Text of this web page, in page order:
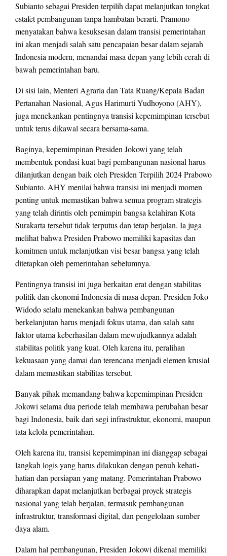
Subianto sebagai Presiden terpilih dapat melanjutkan tongkat
estafet pembangunan tanpa hambatan berarti. Pramono
menyatakan bahwa kesuksesan dalam transisi pemerintahan
ini akan menjadi salah satu pencapaian besar dalam sejarah
Indonesia modern, menandai masa depan yang lebih cerah di
bawah pemerintahan baru.
Di sisi lain, Menteri Agraria dan Tata Ruang/Kepala Badan
Pertanahan Nasional, Agus Harimurti Yudhoyono (AHY),
juga menekankan pentingnya transisi kepemimpinan tersebut
untuk terus dikawal secara bersama-sama.
Baginya, kepemimpinan Presiden Jokowi yang telah
membentuk pondasi kuat bagi pembangunan nasional harus
dilanjutkan dengan baik oleh Presiden Terpilih 2024 Prabowo
Subianto. AHY menilai bahwa transisi ini menjadi momen
penting untuk memastikan bahwa semua program strategis
yang telah dirintis oleh pemimpin bangsa kelahiran Kota
Surakarta tersebut tidak terputus dan tetap berjalan. Ia juga
melihat bahwa Presiden Prabowo memiliki kapasitas dan
komitmen untuk melanjutkan visi besar bangsa yang telah
ditetapkan oleh pemerintahan sebelumnya.
Pentingnya transisi ini juga berkaitan erat dengan stabilitas
politik dan ekonomi Indonesia di masa depan. Presiden Joko
Widodo selalu menekankan bahwa pembangunan
berkelanjutan harus menjadi fokus utama, dan salah satu
faktor utama keberhasilan dalam mewujudkannya adalah
stabilitas politik yang kuat. Oleh karena itu, peralihan
kekuasaan yang damai dan terencana menjadi elemen krusial
dalam memastikan stabilitas tersebut.
Banyak pihak memandang bahwa kepemimpinan Presiden
Jokowi selama dua periode telah membawa perubahan besar
bagi Indonesia, baik dari segi infrastruktur, ekonomi, maupun
tata kelola pemerintahan.
Oleh karena itu, transisi kepemimpinan ini dianggap sebagai
langkah logis yang harus dilakukan dengan penuh kehati-
hatian dan persiapan yang matang. Pemerintahan Prabowo
diharapkan dapat melanjutkan berbagai proyek strategis
nasional yang telah berjalan, termasuk pembangunan
infrastruktur, transformasi digital, dan pengelolaan sumber
daya alam.
Dalam hal pembangunan, Presiden Jokowi dikenal memiliki